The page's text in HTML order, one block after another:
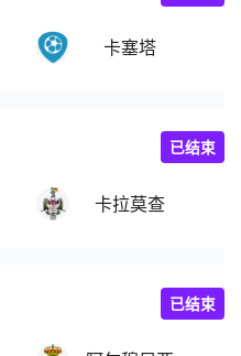
卡塞塔
卡拉莫查
已结束
已结束